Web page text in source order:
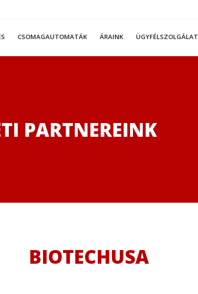
CSOMAGAUTOMATÁK ÁRAINK ÜGYFÉLSZOLGÁLAT
PARTNEREINK
BIOTECHUSA